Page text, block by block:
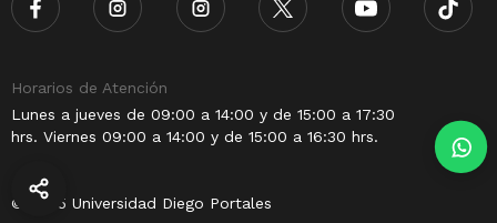
Horarios de Atención
Lunes a jueves de 09:00 a 14:00 y de 15:00 a 17:30
hrs. Viernes 09:00 a 14:00 y de 15:00 a 16:30 hrs.
© 2025 Universidad Diego Portales